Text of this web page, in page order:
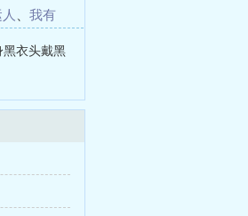
我有
黑衣头戴黑